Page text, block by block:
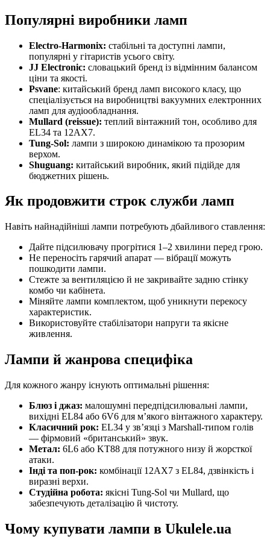
Популярні виробники ламп
Electro-Harmonix: стабільні та доступні лампи,
популярні у гітаристів усього світу.
JJ Electronic: словацький бренд із відмінним балансом
ціни та якості.
Psvane: китайський бренд ламп високого класу, що
спеціалізується на виробництві вакуумних електронних
ламп для аудіообладнання.
Mullard (reissue): теплий вінтажний тон, особливо для
EL34 та 12AX7.
Tung-Sol: лампи з широкою динамікою та прозорим
верхом.
Shuguang: китайський виробник, який підійде для
бюджетних рішень.
Як продовжити строк служби ламп
Навіть найнадійніші лампи потребують дбайливого ставлення:
Дайте підсилювачу прогрітися 1–2 хвилини перед грою.
Не переносіть гарячий апарат — вібрації можуть
пошкодити лампи.
Стежте за вентиляцією й не закривайте задню стінку
комбо чи кабінета.
Міняйте лампи комплектом, щоб уникнути перекосу
характеристик.
Використовуйте стабілізатори напруги та якісне
живлення.
Лампи й жанрова специфіка
Для кожного жанру існують оптимальні рішення:
Блюз і джаз: малошумні передпідсилювальні лампи,
вихідні EL84 або 6V6 для м’якого вінтажного характеру.
Класичний рок: EL34 у зв’язці з Marshall-типом голів
— фірмовий «британський» звук.
Метал: 6L6 або KT88 для потужного низу й жорсткої
атаки.
Інді та поп-рок: комбінації 12AX7 з EL84, дзвінкість і
виразні верхи.
Студійна робота: якісні Tung-Sol чи Mullard, що
забезпечують деталізацію й чистоту.
Чому купувати лампи в Ukulele.ua